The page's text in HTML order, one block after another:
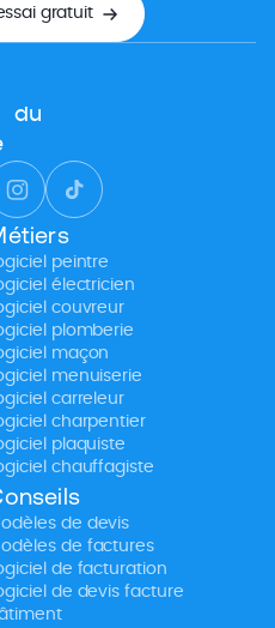
gratuit
du
peintre
électricien
couvreur
plomberie
maçon
menuiserie
carreleur
charpentier
plaquiste
chauffagiste
de devis
de factures
de facturation
de devis facture